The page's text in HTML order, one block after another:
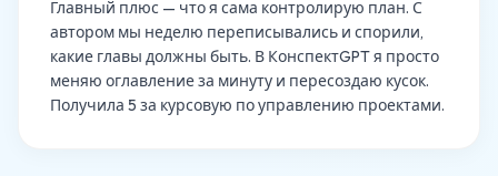
Главный плюс — что я сама контролирую план. С
автором мы неделю переписывались и спорили,
какие главы должны быть. В КонспектGPT я просто
меняю оглавление за минуту и пересоздаю кусок.
Получила 5 за курсовую по управлению проектами.